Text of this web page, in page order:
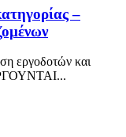
–
εργοδοτών και